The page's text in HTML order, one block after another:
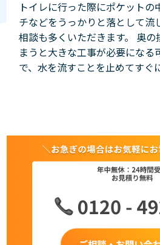
トイレに行った際にポケットの
チなどをうっかりと落として流
相談も多くいただきます。 奥
まうと大きな工事が必要になる
で、水を流すことを止めてすぐ